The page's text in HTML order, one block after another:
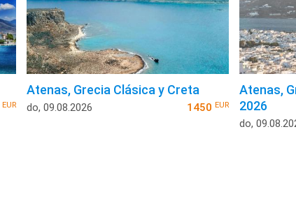
EUR
Atenas, Grecia Clásica y Creta
do, 09.08.2026 1450EUR
Atenas,
2026
do,